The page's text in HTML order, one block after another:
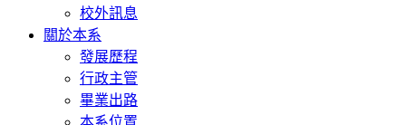
校外訊息
關於本系
發展歷程
行政主管
畢業出路
本系位置